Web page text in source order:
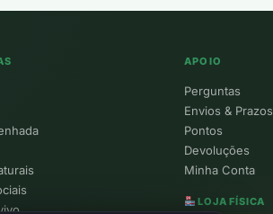
APOIO
Perguntas
Envios & Prazos
Pontos
Devoluções
Minha Conta
LOJA FÍSICA